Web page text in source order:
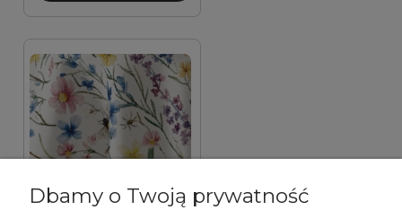
Dbamy o Twoją prywatność